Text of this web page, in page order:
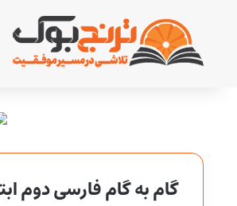
گام به گام فارسی دوم